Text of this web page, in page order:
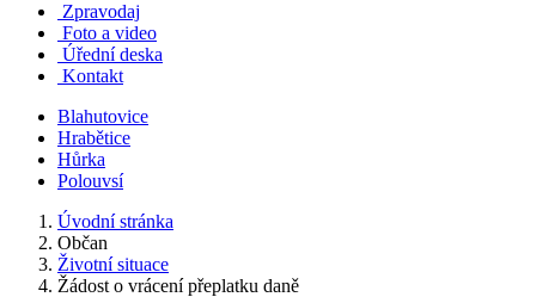
Zpravodaj
Foto a video
Úřední deska
Kontakt
Blahutovice
Hrabětice
Hůrka
Polouvsí
Úvodní stránka
Občan
Životní situace
Žádost o vrácení přeplatku daně